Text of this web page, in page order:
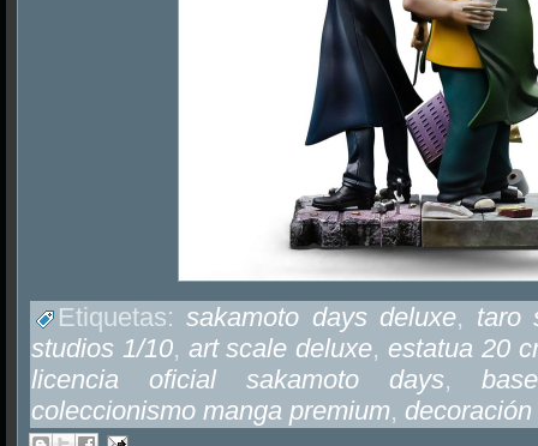
Etiquetas:sakamoto days deluxe, taro
studios 1/10, art scale deluxe, estatua 20
licencia oficial sakamoto days,
coleccionismo manga premium,